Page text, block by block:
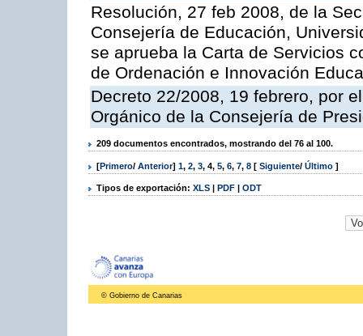
Resolución, 27 feb 2008, de la
Consejería de Educación,
se aprueba la Carta de Servicios
de Ordenación e Innovación
Decreto 22/2008, 19 febrero, por
Orgánico de la Consejería de
209 documentos encontrados, mostrando del 76 al 100.
[Primero/ Anterior] 1, 2, 3, 4, 5, 6, 7, 8 [ Siguiente/ Último ]
Tipos de exportación: XLS | PDF | ODT
© Gobierno de Canarias